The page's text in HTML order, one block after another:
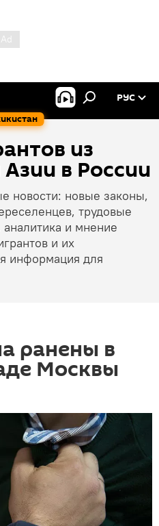
РУС
из
в России
новости: новые законы,
трудовые
и мнение
и их
информация для
ранены в
Москвы